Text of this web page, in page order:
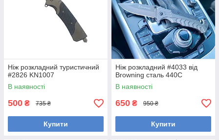
Ніж розкладний туристичний
#2826 KN1007
В наявності
500 ₴ 735 ₴
Купити
Ніж розкладний #4033 від
Browning сталь 440С
В наявності
650 ₴ 950 ₴
Купити